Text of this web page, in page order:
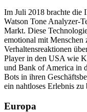
Im Juli 2018 brachte die
Watson Tone Analyzer-
Markt. Diese
emotional mit Menschen
Verhaltensreaktionen
Player in den USA wie
und Bank of America in
Bots in ihren
ein nahtloses Erlebnis zu
Europa